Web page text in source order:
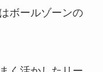
ボールゾーンの